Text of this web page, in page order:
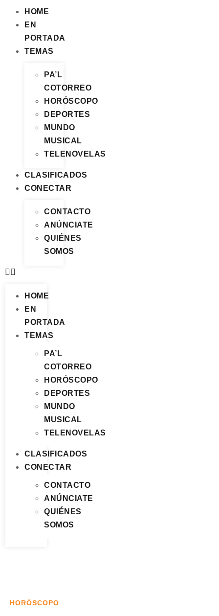
HOME
EN
PORTADA
TEMAS
PA’L
COTORREO
HORÓSCOPO
DEPORTES
MUNDO
MUSICAL
TELENOVELAS
CLASIFICADOS
CONECTAR
CONTACTO
ANÚNCIATE
QUIÉNES
SOMOS
HOME
EN
PORTADA
TEMAS
PA’L
COTORREO
HORÓSCOPO
DEPORTES
MUNDO
MUSICAL
TELENOVELAS
CLASIFICADOS
CONECTAR
CONTACTO
ANÚNCIATE
QUIÉNES
SOMOS
HORÓSCOPO